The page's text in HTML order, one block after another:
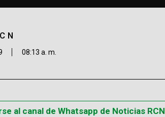
08:13 a. m.
al canal de Whatsapp de Noticias RCN